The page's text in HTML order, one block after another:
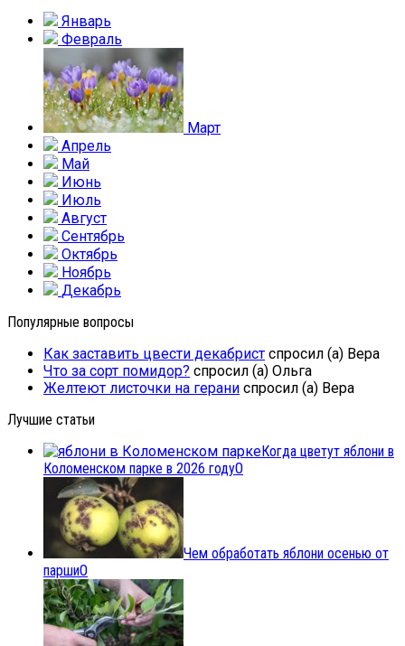
Январь
Февраль
Март
Апрель
Май
Июнь
Июль
Август
Сентябрь
Октябрь
Ноябрь
Декабрь
Популярные вопросы
Как заставить цвести декабрист спросил (а) Вера
Что за сорт помидор? спросил (а) Ольга
Желтеют листочки на герани спросил (а) Вера
Лучшие статьи
Когда цветут яблони в
Коломенском парке в 2026 году0
Чем обработать яблони осенью от
парши0